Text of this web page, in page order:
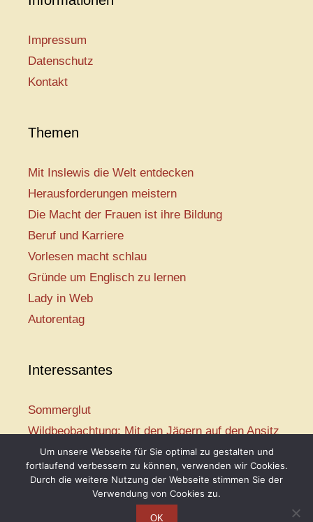
Impressum
Datenschutz
Kontakt
Themen
Mit Inslewis die Welt entdecken
Herausforderungen meistern
Die Macht der Frauen ist ihre Bildung
Beruf und Karriere
Vorlesen macht schlau
Gründe um Englisch zu lernen
Lady in Web
Autorentag
Interessantes
Sommerglut
Wildbeobachtung: Mit den Jägern auf den Ansitz
Mir ist so heiß
Mission: Rettungsschwimmer
Vogelwelt-Entdeckertour
Um unsere Webseite für Sie optimal zu gestalten und
fortlaufend verbessern zu können, verwenden wir Cookies.
Durch die weitere Nutzung der Webseite stimmen Sie der
Verwendung von Cookies zu.
OK